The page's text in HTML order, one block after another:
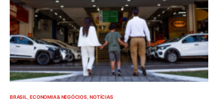
BRASIL ECONOMIA & NEGÓCIOS NOTÍCIAS